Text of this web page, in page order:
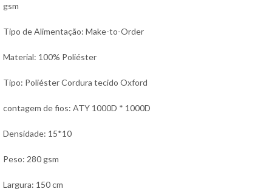
gsm
Tipo de Alimentação: Make-to-Order
Material: 100% Poliéster
Tipo: Poliéster Cordura tecido Oxford
contagem de fios: ATY 1000D * 1000D
Densidade: 15*10
Peso: 280 gsm
Largura: 150 cm